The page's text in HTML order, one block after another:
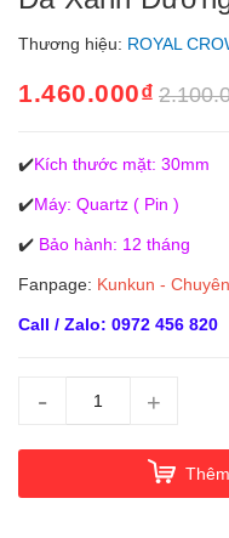
Thương hiệu: ROYAL
1.460.000₫
✔️Kích thước mặt: 30mm
✔️Máy: Quartz ( Pin )
✔️ Bảo hành: 12 tháng
Fanpage: Kunkun -
Call / Zalo: 0972 456 820
- +